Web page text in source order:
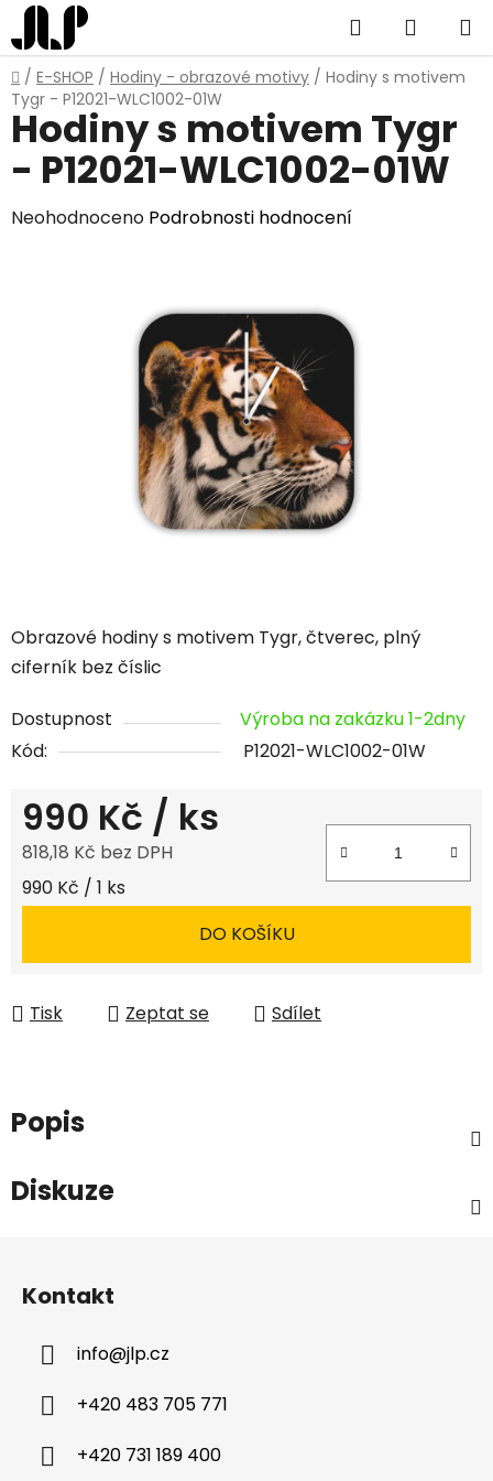
Přejít
na
obsah
Hledat
KOŠÍK
Domů
/ E-SHOP / Hodiny - obrazové motivy / Hodiny s motivem
Tygr - P12021-WLC1002-01W
Obrazové hodiny s motivem Tygr, čtverec, plný
ciferník bez číslic
Dostupnost
Výroba na zakázku 1-2dny
Kód:
P12021-WLC1002-01W
990 Kč / ks
818,18 Kč bez DPH
Měrná cena:
990 Kč / 1 ks
DO KOŠÍKU
Tisk Zeptat se Sdílet
Hodiny s motivem Tygr
- P12021-WLC1002-01W
Průměrné
Neohodnoceno Podrobnosti hodnocení
Popis
Diskuze
Kontakt
info@jlp.cz
+420 483 705 771
+420 731 189 400